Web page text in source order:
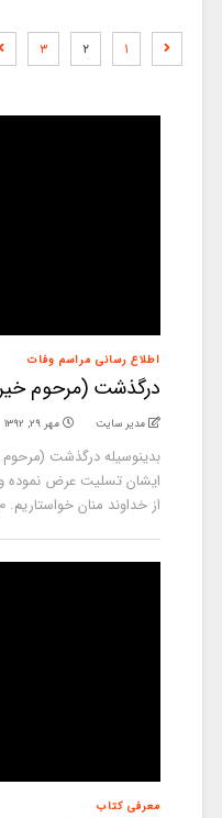
۱ ۲ ۳
اطلاع رسانی مراسم وفات
درگذشت (مرحوم خیر
مدیر سایت مهر ۲۹, ۱۳۹۲
بدینوسیله درگذشت (مرحوم
ایشان تسلیت عرض نموده و
از خداوند منان خواستاریم.
معرفی کتاب